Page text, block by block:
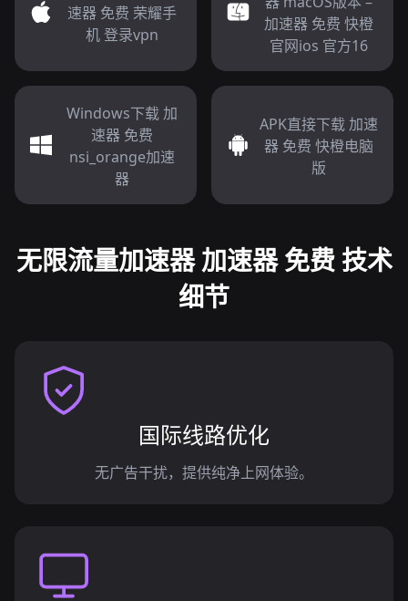
速器 免费 荣耀手
机 登录vpn
加速器 免费 快橙
官网ios 官方16
Windows下载 加
速器 免费
nsi_orange加速
器
APK直接下载 加速
器 免费 快橙电脑
版
无限流量加速器 加速器 免费 技术
细节
国际线路优化
无广告干扰，提供纯净上网体验。